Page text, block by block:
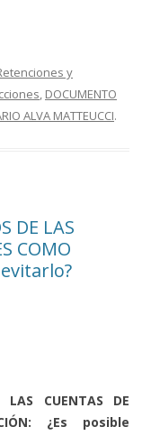
y
, DOCUMENTO
ALVA MATTEUCCI.
DE LAS
COMO
evitarlo?
LAS CUENTAS DE
¿Es posible